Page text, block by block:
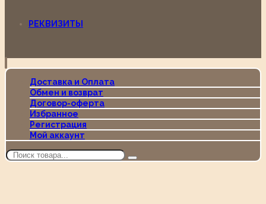
РЕКВИЗИТЫ
Доставка и Оплата
Обмен и возврат
Договор-оферта
Избранное
Регистрация
Мой аккаунт